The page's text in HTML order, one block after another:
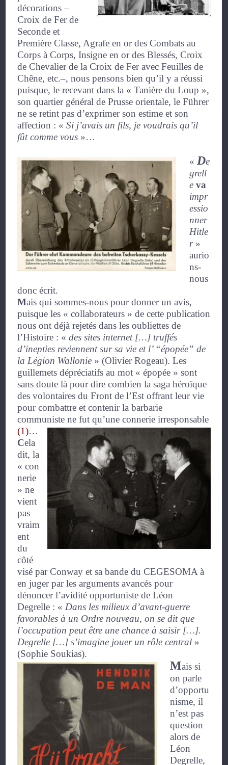
décorations –
Croix de Fer de
Seconde et
Première Classe, Agrafe en or des Combats au
Corps à Corps, Insigne en or des Blessés, Croix
de Chevalier de la Croix de Fer avec Feuilles de
Chêne, etc.–, nous pensons bien qu’il y a réussi
puisque, le recevant dans la « Tanière du Loup »,
son quartier général de Prusse orientale, le Führer
ne se retint pas d’exprimer son estime et son
affection : «Si j’avais un fils, je voudrais qu’il
fût comme vous »…
« De
grell
eva
impr
essio
nner
Hitle
r»
aurio
ns-
nous
donc écrit.
Mais qui sommes-nous pour donner un avis,
puisque les « collaborateurs » de cette publication
nous ont déjà rejetés dans les oubliettes de
l’Histoire : «des sites internet […] truffés
d’inepties reviennent sur sa vie et l’ “épopée” de
la Légion Wallonie » (Olivier Rogeau). Les
guillemets dépréciatifs au mot « épopée » sont
sans doute là pour dire combien la saga héroïque
des volontaires du Front de l’Est offrant leur vie
pour combattre et contenir la barbarie
communiste ne fut qu’une connerie irresponsable
(1)…
Cela
dit, la
« con
nerie
» ne
vient
pas
vraim
ent
du
côté
visé par Conway et sa bande du CEGESOMA à
en juger par les arguments avancés pour
dénoncer l’avidité opportuniste de Léon
Degrelle : « Dans les milieux d’avant-guerre
favorables à un Ordre nouveau, on se dit que
l’occupation peut être une chance à saisir […].
Degrelle […] s’imagine jouer un rôle central »
(Sophie Soukias).
Mais si
on parle
d’opportu
nisme, il
n’est pas
question
alors de
Léon
Degrelle,